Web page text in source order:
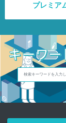
プレミア